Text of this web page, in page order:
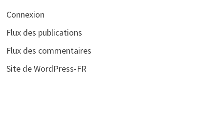
Connexion
Flux des publications
Flux des commentaires
Site de WordPress-FR